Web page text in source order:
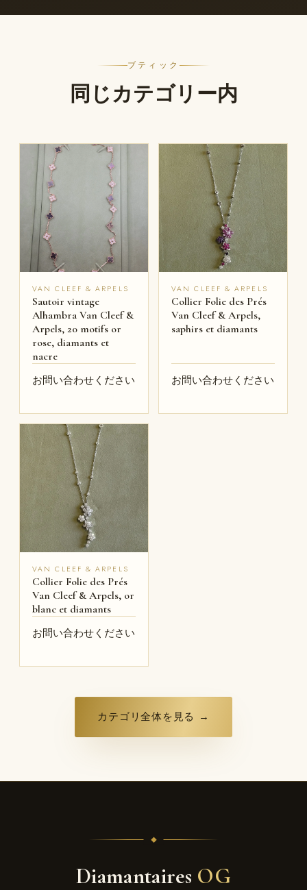
ブティック
同じカテゴリー内
VAN CLEEF & ARPELS
Sautoir vintage
Alhambra Van Cleef &
Arpels, 20 motifs or
rose, diamants et
nacre
お問い合わせください
VAN CLEEF & ARPELS
Collier Folie des Prés
Van Cleef & Arpels,
saphirs et diamants
お問い合わせください
VAN CLEEF & ARPELS
Collier Folie des Prés
Van Cleef & Arpels, or
blanc et diamants
お問い合わせください
カテゴリ全体を見る →
Diamantaires OG